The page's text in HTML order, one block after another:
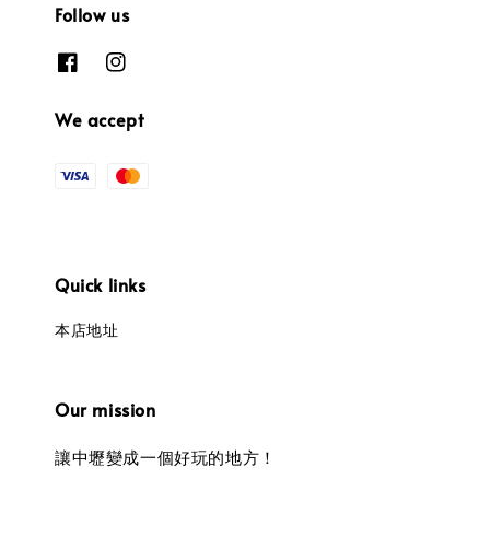
Follow us
We accept
Quick links
本店地址
Our mission
讓中壢變成一個好玩的地方！